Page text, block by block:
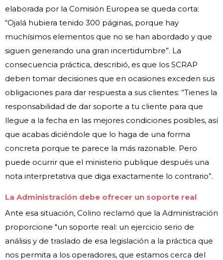
elaborada por la Comisión Europea se queda corta:
“Ojalá hubiera tenido 300 páginas, porque hay
muchísimos elementos que no se han abordado y que
siguen generando una gran incertidumbre”. La
consecuencia práctica, describió, es que los SCRAP
deben tomar decisiones que en ocasiones exceden sus
obligaciones para dar respuesta a sus clientes: ”Tienes la
responsabilidad de dar soporte a tu cliente para que
llegue a la fecha en las mejores condiciones posibles, así
que acabas diciéndole que lo haga de una forma
concreta porque te parece la más razonable. Pero
puede ocurrir que el ministerio publique después una
nota interpretativa que diga exactamente lo contrario”.
La Administración debe ofrecer un soporte real
Ante esa situación, Colino reclamó que la Administración
proporcione "un soporte real: un ejercicio serio de
análisis y de traslado de esa legislación a la práctica que
nos permita a los operadores, que estamos cerca del